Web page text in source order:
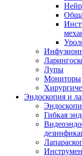
Лупы
Мониторы
Эндоскопия и
Гибкая